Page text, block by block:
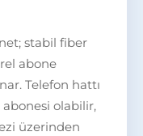
stabil fiber
abone
Telefon hattı
olabilir,
üzerinden